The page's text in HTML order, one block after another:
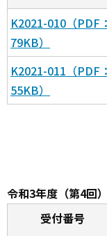
K2021-010（PDF：
79KB）
K2021-011（PDF：
55KB）
令和3年度（第4回
受付番号